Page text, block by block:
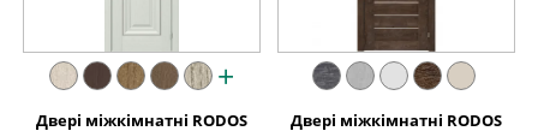
+
Двері міжкімнатні RODOS
Двері міжкімнатні RODOS